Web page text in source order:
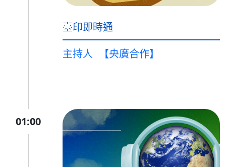
臺印即時通
主持人
【央廣合作】
01:00